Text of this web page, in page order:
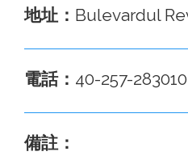
地址： Bulevardul
電話： 40-257-283010
備註：